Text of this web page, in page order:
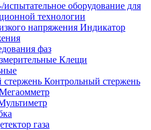
испытательное оборудование для
технологии
Индикатор
фаз
Клещи
Контрольный стержень
газа